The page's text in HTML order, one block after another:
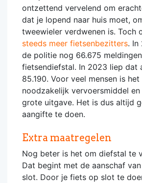
ontzettend vervelend om
dat je lopend naar huis moet,
tweewieler verdwenen is. Toch
steeds meer fietsenbezitters. In
de politie nog 66.675
fietsendiefstal. In 2023 liep dat
85.190. Voor veel mensen is het
noodzakelijk vervoersmiddel
grote uitgave. Het is dus altijd
aangifte te doen.
Extra maatregelen
Nog beter is het om diefstal te
Dat begint met de aanschaf
slot. Door je fiets op slot te